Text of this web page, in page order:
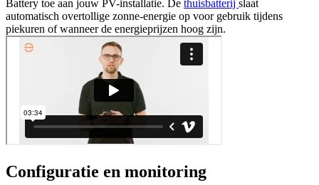
Battery toe aan jouw PV-installatie. De thuisbatterij slaat
automatisch overtollige zonne-energie op voor gebruik tijdens
piekuren of wanneer de energieprijzen hoog zijn.
Configuratie en monitoring